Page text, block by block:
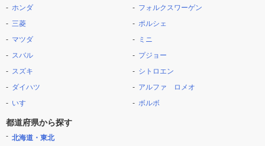
ホンダ
三菱
マツダ
スバル
スズキ
ダイハツ
いすゞ
フォルクスワーゲン
ポルシェ
ミニ
プジョー
シトロエン
アルファ ロメオ
ボルボ
都道府県から探す
北海道・東北